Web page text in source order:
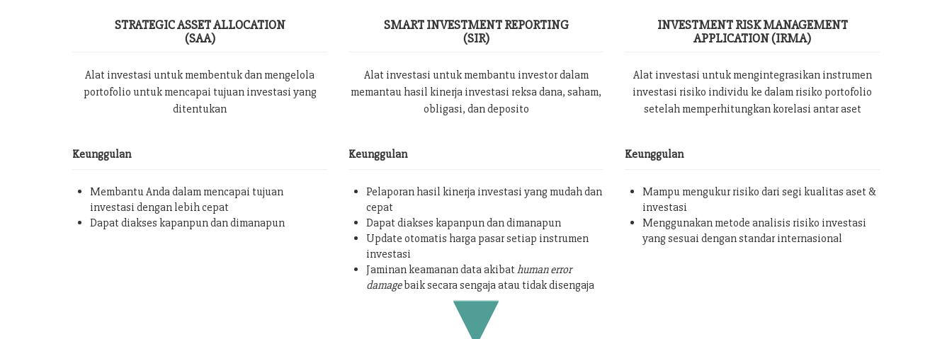
STRATEGIC ASSET ALLOCATION
(SAA)
Alat investasi untuk membentuk dan mengelola
portofolio untuk mencapai tujuan investasi yang
ditentukan
Keunggulan
Membantu Anda dalam mencapai tujuan
investasi dengan lebih cepat
Dapat diakses kapanpun dan dimanapun
SMART INVESTMENT REPORTING
(SIR)
Alat investasi untuk membantu investor dalam
memantau hasil kinerja investasi reksa dana, saham,
obligasi, dan deposito
Keunggulan
Pelaporan hasil kinerja investasi yang mudah dan
cepat
Dapat diakses kapanpun dan dimanapun
Update otomatis harga pasar setiap instrumen
investasi
Jaminan keamanan data akibat human error
damagebaik secara sengaja atau tidak disengaja
INVESTMENT RISK MANAGEMENT
APPLICATION (IRMA)
Alat investasi untuk mengintegrasikan instrumen
investasi risiko individu ke dalam risiko portofolio
setelah memperhitungkan korelasi antar aset
Keunggulan
Mampu mengukur risiko dari segi kualitas aset &
investasi
Menggunakan metode analisis risiko investasi
yang sesuai dengan standar internasional